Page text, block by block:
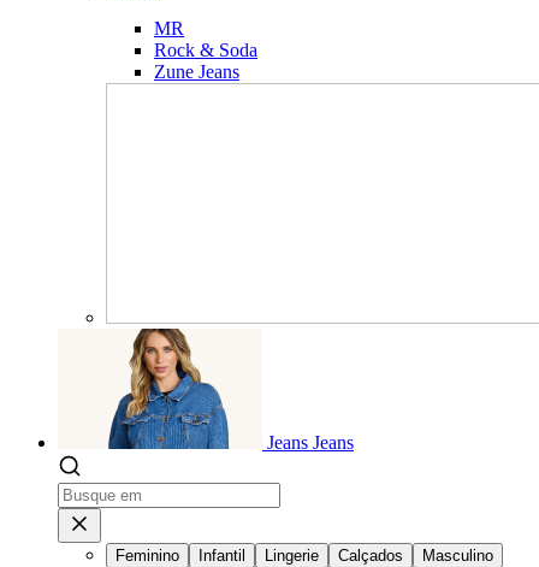
MR
Rock & Soda
Zune Jeans
Jeans Jeans
Feminino Infantil Lingerie Calçados
Masculino